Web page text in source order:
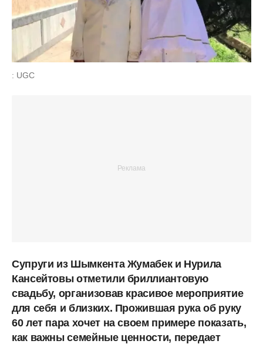
: UGC
Супруги из Шымкента Жумабек и Нурила
Кансейтовы отметили бриллиантовую
свадьбу, организовав красивое мероприятие
для себя и близких. Прожившая рука об руку
60 лет пара хочет на своем примере показать,
как важны семейные ценности, передает